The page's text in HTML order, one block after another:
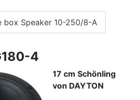
box Speaker 10-250/8-A
4
17 cm Schönling
von DAYTON